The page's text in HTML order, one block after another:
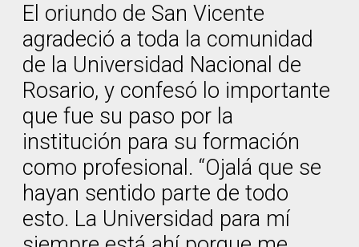
El oriundo de San Vicente
agradeció a toda la comunidad
de la Universidad Nacional de
Rosario, y confesó lo importante
que fue su paso por la
institución para su formación
como profesional. “Ojalá que se
hayan sentido parte de todo
esto. La Universidad para mí